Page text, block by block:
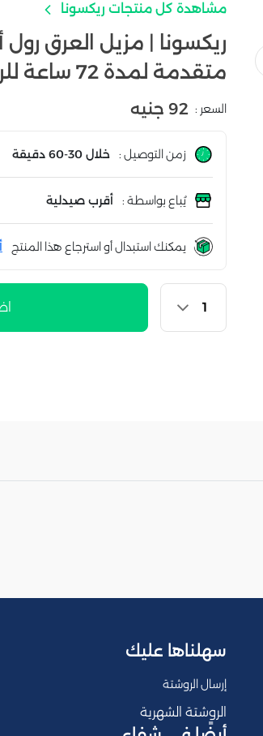
مشاهدة كل منتجات ريكسونا
ريكسونا | مزيل العرق رول
متقدمة لمدة 72 ساعة للرجال | 50 مل
السعر : 92 جنيه
زمن التوصيل : خلال 30-60 دقيقة
يُباع بواسطة : أقرب صيدلية
يمكنك استبدال أو استرجاع هذا المنتج
سهلناها عليك
إرسال الروشتة
الروشتة الشهرية